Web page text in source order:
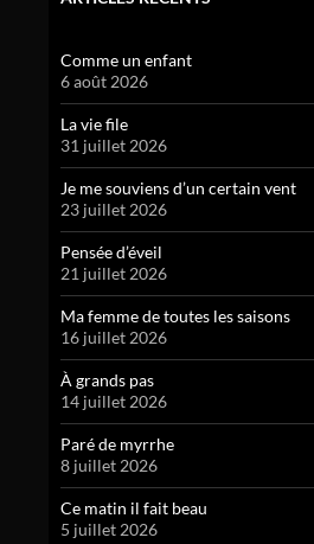
Comme un enfant
6 août 2026
La vie file
31 juillet 2026
Je me souviens d’un certain vent
23 juillet 2026
Pensée d’éveil
21 juillet 2026
Ma femme de toutes les saisons
16 juillet 2026
À grands pas
14 juillet 2026
Paré de myrrhe
8 juillet 2026
Ce matin il fait beau
5 juillet 2026